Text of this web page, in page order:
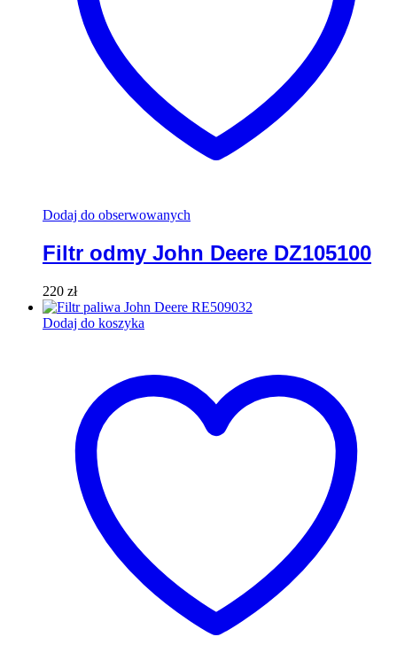
Dodaj do obserwowanych
Filtr odmy John Deere DZ105100
220 zł
Dodaj do koszyka